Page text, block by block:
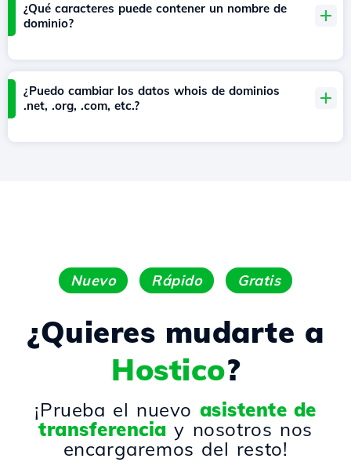
¿Qué caracteres puede contener un nombre de
dominio?
¿Puedo cambiar los datos whois de dominios
.net, .org, .com, etc.?
Nuevo Rápido Gratis
¿Quieres mudarte a
Hostico?
¡Prueba el nuevo asistente de
transferencia y nosotros nos
encargaremos del resto!